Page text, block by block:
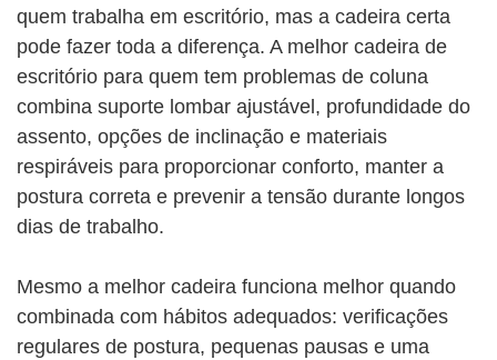
quem trabalha em escritório, mas a cadeira certa
pode fazer toda a diferença. A melhor cadeira de
escritório para quem tem problemas de coluna
combina suporte lombar ajustável, profundidade do
assento, opções de inclinação e materiais
respiráveis ​​para proporcionar conforto, manter a
postura correta e prevenir a tensão durante longos
dias de trabalho.
Mesmo a melhor cadeira funciona melhor quando
combinada com hábitos adequados: verificações
regulares de postura, pequenas pausas e uma